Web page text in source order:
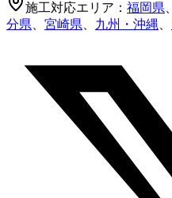
施工対応エリア： 福岡県、
分県、 宮崎県、 九州・沖縄、